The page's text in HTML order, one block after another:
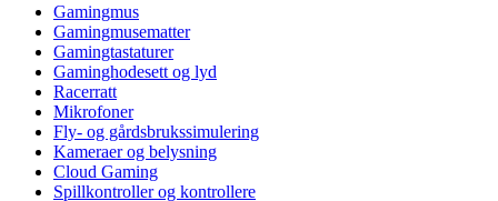
Gamingmus
Gamingmusematter
Gamingtastaturer
Gaminghodesett og lyd
Racerratt
Mikrofoner
Fly- og gårdsbrukssimulering
Kameraer og belysning
Cloud Gaming
Spillkontroller og kontrollere